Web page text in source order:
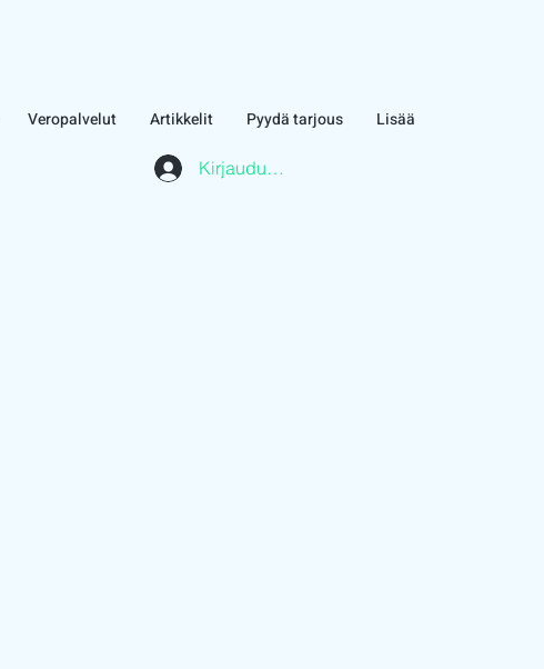
Veropalvelut Artikkelit Pyydä tarjous Lisää
Kirjaudu asiakasalueelle